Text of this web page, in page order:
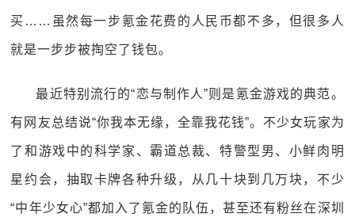
买……虽然每一步氪金花费的人民币都不多，但很多人
就是一步步被掏空了钱包。
最近特别流行的“恋与制作人”则是氪金游戏的典范。
有网友总结说“你我本无缘，全靠我花钱”。不少女玩家为
了和游戏中的科学家、霸道总裁、特警型男、小鲜肉明
星约会，抽取卡牌各种升级，从几十块到几万块，不少
“中年少女心”都加入了氪金的队伍，甚至还有粉丝在深圳